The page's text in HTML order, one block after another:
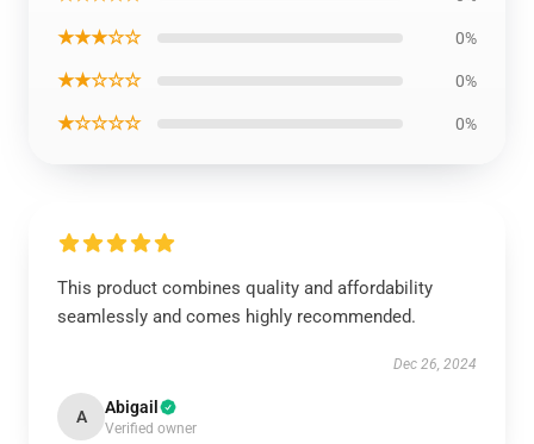
★★★☆☆ 0%
★★☆☆☆ 0%
★☆☆☆☆ 0%
This product combines quality and affordability
seamlessly and comes highly recommended.
Dec 26, 2024
A Abigail
Verified owner